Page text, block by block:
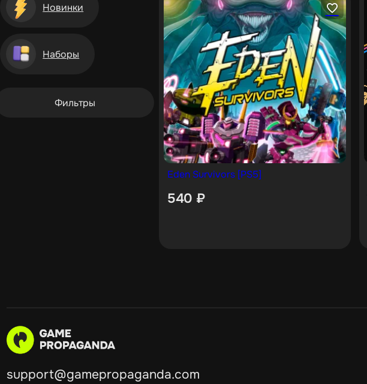
Новинки
Наборы
Фильтры
Eden Survivors [PS5]
540 ₽
support@gamepropaganda.com